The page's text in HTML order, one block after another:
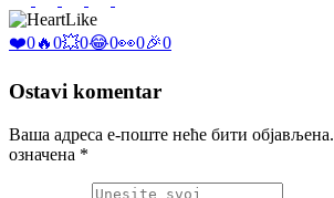
Like
❤️0🔥0💥0😂0👀0🎉0
Ostavi komentar
Ваша адреса е-поште неће бити објављена.
означена *